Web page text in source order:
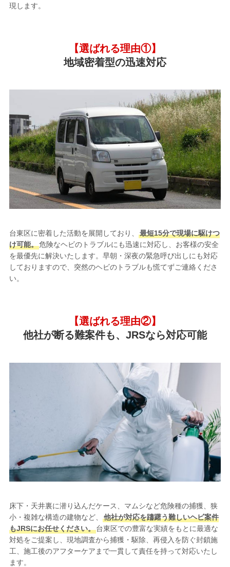
現します。
【選ばれる理由①】
地域密着型の迅速対応
台東区に密着した活動を展開しており、
最短15分で現場に駆けつ
け可能。危険なヘビのトラブルにも迅速に対応し、お客様の安全
を最優先に解決いたします。早朝・深夜の緊急呼び出しにも対応
しておりますので、突然のヘビのトラブルも慌てずご連絡くださ
い。
【選ばれる理由②】
他社が断る難案件も、JRSなら対応可能
床下・天井裏に潜り込んだケース、マムシなど危険種の捕獲、狭
小・複雑な構造の建物など、
他社が対応を躊躇う難しいヘビ案件
もJRSにお任せください。台東区での豊富な実績をもとに最適な
対処をご提案し、現地調査から捕獲・駆除、再侵入を防ぐ封鎖施
工、施工後のアフターケアまで一貫して責任を持って対応いたし
ます。